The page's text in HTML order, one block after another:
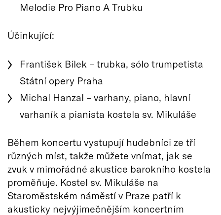
Melodie Pro Piano A Trubku
Účinkující:
František Bílek – trubka, sólo trumpetista
Státní opery Praha
Michal Hanzal – varhany, piano, hlavní
varhaník a pianista kostela sv. Mikuláše
Během koncertu vystupují hudebníci ze tří
různých míst, takže můžete vnímat, jak se
zvuk v mimořádné akustice barokního kostela
proměňuje. Kostel sv. Mikuláše na
Staroměstském náměstí v Praze patří k
akusticky nejvýjimečnějším koncertním